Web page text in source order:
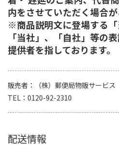
内をさせていただく場合が
※商品説明文に登場する「
「当社」、「自社」等の
提供者を指しております。
販売者
（株）郵便局物販サービス
TEL
0120-92-2310
配送情報